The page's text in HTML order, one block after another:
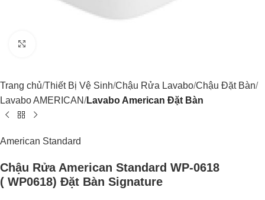
Trang chủ Thiết Bị Vệ Sinh Chậu Rửa Lavabo Chậu Đặt Bàn
Lavabo AMERICAN Lavabo American Đặt Bàn
American Standard
Chậu Rửa American Standard WP-0618
( WP0618) Đặt Bàn Signature